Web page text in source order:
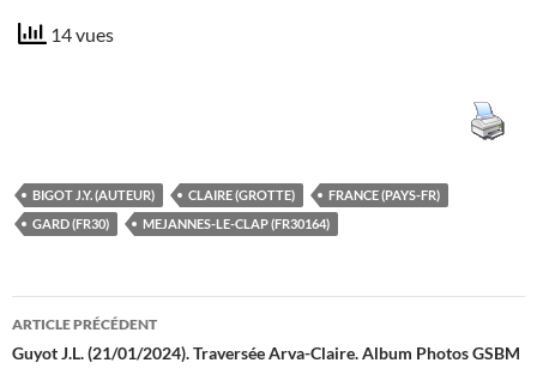
14 vues
BIGOT J.Y. (AUTEUR) CLAIRE (GROTTE)
FRANCE (PAYS-FR)
GARD (FR30)
MEJANNES-LE-CLAP (FR30164)
Navigation
des
ARTICLE PRÉCÉDENT
Guyot J.L. (21/01/2024). Traversée Arva-Claire. Album Photos GSBM